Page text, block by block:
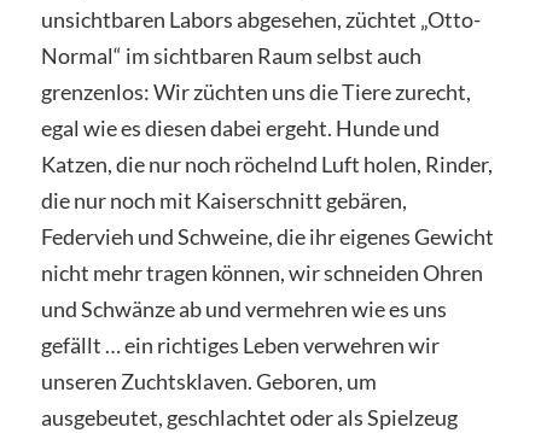
unsichtbaren Labors abgesehen, züchtet „Otto-
Normal“ im sichtbaren Raum selbst auch
grenzenlos: Wir züchten uns die Tiere zurecht,
egal wie es diesen dabei ergeht. Hunde und
Katzen, die nur noch röchelnd Luft holen, Rinder,
die nur noch mit Kaiserschnitt gebären,
Federvieh und Schweine, die ihr eigenes Gewicht
nicht mehr tragen können, wir schneiden Ohren
und Schwänze ab und vermehren wie es uns
gefällt … ein richtiges Leben verwehren wir
unseren Zuchtsklaven. Geboren, um
ausgebeutet, geschlachtet oder als Spielzeug